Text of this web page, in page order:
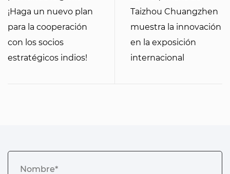
¡Haga un nuevo plan
para la cooperación
con los socios
estratégicos indios!
Taizhou Chuangzhen
muestra la innovación
en la exposición
internacional